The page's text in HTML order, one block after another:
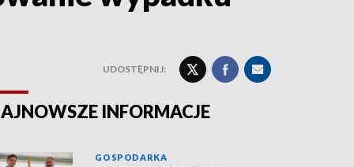
UDOSTĘPNIJ:
INFORMACJE
GOSPODARKA